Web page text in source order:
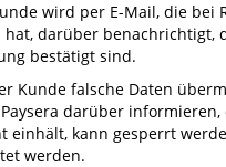
wird per E-Mail, die
hat, darüber benachrichtigt,
bestätigt sind.
Kunde falsche Daten
darüber
einhält, kann gesperrt
werden.